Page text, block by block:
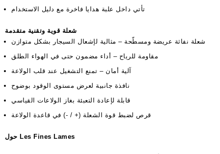
تأتي داخل علبة هدايا فاخرة مع دليل الاستخدام
شعلة قوية وتقنية متقدمة
شعلة نفاثة عريضة ومسطّحة – مثالية لإشعال السيجار بشكل متوازن
مقاومة للرياح – أداء مضمون حتى في الهواء الطلق
آلية أمان – تمنع التشغيل عند قلب الولاعة
نافذة جانبية لعرض مستوى الوقود بوضوح
قابلة لإعادة التعبئة بغاز الولاعات القياسي
قرص لضبط قوة الشعلة (+ / -) في قاعدة الولاعة
حول Les Fines Lames